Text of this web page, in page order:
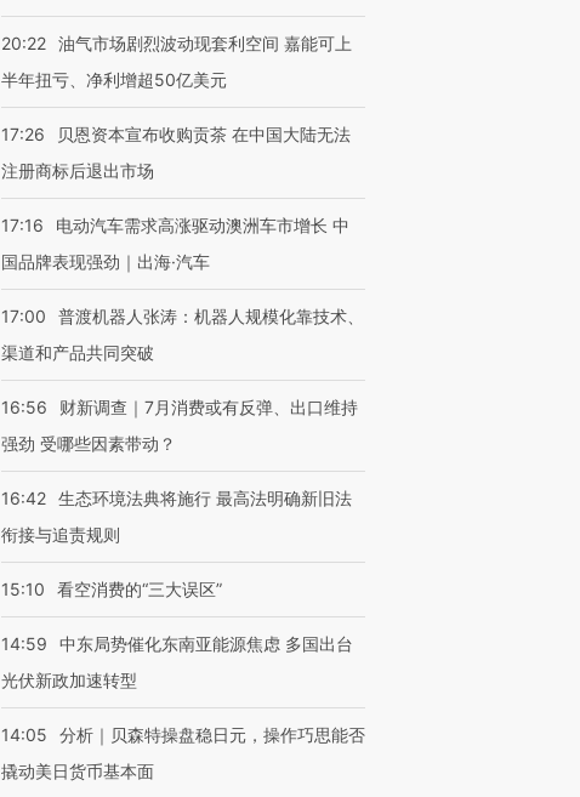
20:22 油气市场剧烈波动现套利空间 嘉能可上
半年扭亏、净利增超50亿美元
17:26
贝恩资本宣布收购贡茶 在中国大陆无法
注册商标后退出市场
17:16
电动汽车需求高涨驱动澳洲车市增长 中
国品牌表现强劲｜出海·汽车
17:00
普渡机器人张涛：机器人规模化靠技术、
渠道和产品共同突破
16:56
财新调查｜7月消费或有反弹、出口维持
强劲 受哪些因素带动？
16:42 生态环境法典将施行 最高法明确新旧法
衔接与追责规则
15:10 看空消费的“三大误区”
14:59
中东局势催化东南亚能源焦虑 多国出台
光伏新政加速转型
14:05
分析｜贝森特操盘稳日元，操作巧思能否
撬动美日货币基本面